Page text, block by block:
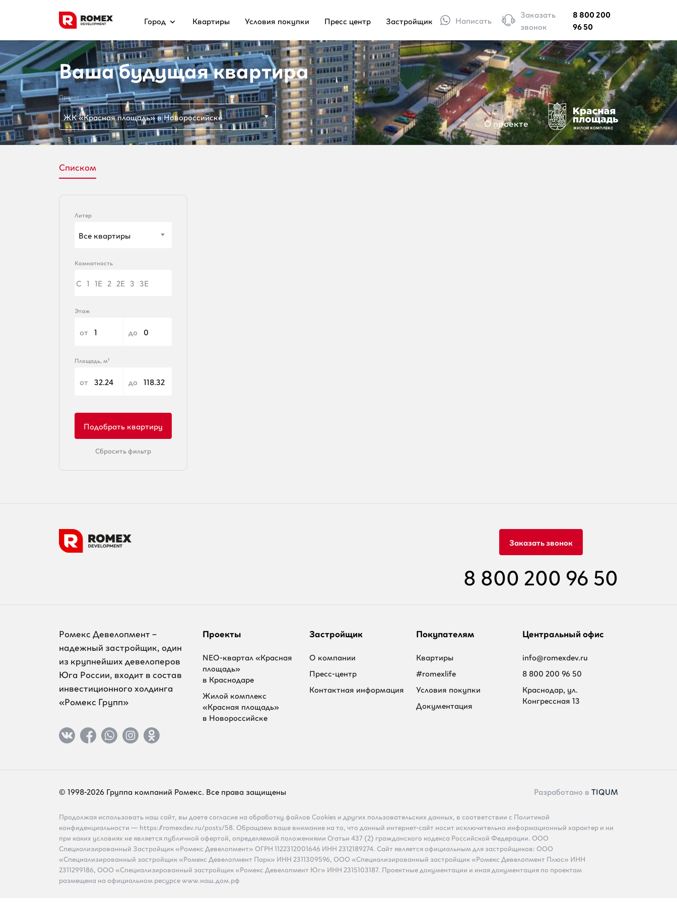
Город Квартиры Условия покупки Пресс центр Застройщик Написать
Заказать
звонок
8 800 200
96 50
Ваша будущая квартира
Проект
ЖК «Красная площадь» в Новороссийске О проекте
Списком
Литер
Все квартиры
Комнатность
С 1 1Е 2 2Е 3 3Е
Этаж
от до
Площадь, м²
от до
Сбросить фильтр
Заказать звонок
8 800 200 96 50
Ромекс Девелопмент –
надежный застройщик, один
из крупнейших девелоперов
Юга России, входит в состав
инвестиционного холдинга
«Ромекс Групп»
Проекты
NEO-квартал «Красная
площадь»
в Краснодаре
Жилой комплекс
«Красная площадь»
в Новороссийске
Застройщик
О компании
Пресс-центр
Контактная информация
Покупателям
Квартиры
#romexlife
Условия покупки
Документация
Центральный офис
info@romexdev.ru
8 800 200 96 50
Краснодар, ул.
Конгрессная 13
© 1998-2026 Группа компаний Ромекс. Все права защищены Разработано в TIQUM
Продолжая использовать наш сайт, вы даете согласие на обработку файлов Cookies и других пользовательских данных, в соответствии с Политикой
конфиденциальности — https://romexdev.ru/posts/58. Обращаем ваше внимание на то, что данный интернет-сайт носит исключительно информационный характер и ни
при каких условиях не является публичной офертой, определяемой положениями Статьи 437 (2) гражданского кодекса Российской Федерации. ООО
Специализированный Застройщик «Ромекс Девелопмент» ОГРН 1122312001646 ИНН 2312189274. Сайт является официальным для застройщиков: ООО
«Специализированный застройщик «Ромекс Девелопмент Парк» ИНН 2311309596, ООО «Специализированный застройщик «Ромекс Девелопмент Плюс» ИНН
2311299186, ООО «Специализированный застройщик «Ромекс Девелопмент Юг» ИНН 2315103187. Проектные документации и иная документация по проектам
размещена на официальном ресурсе www.наш.дом.рф